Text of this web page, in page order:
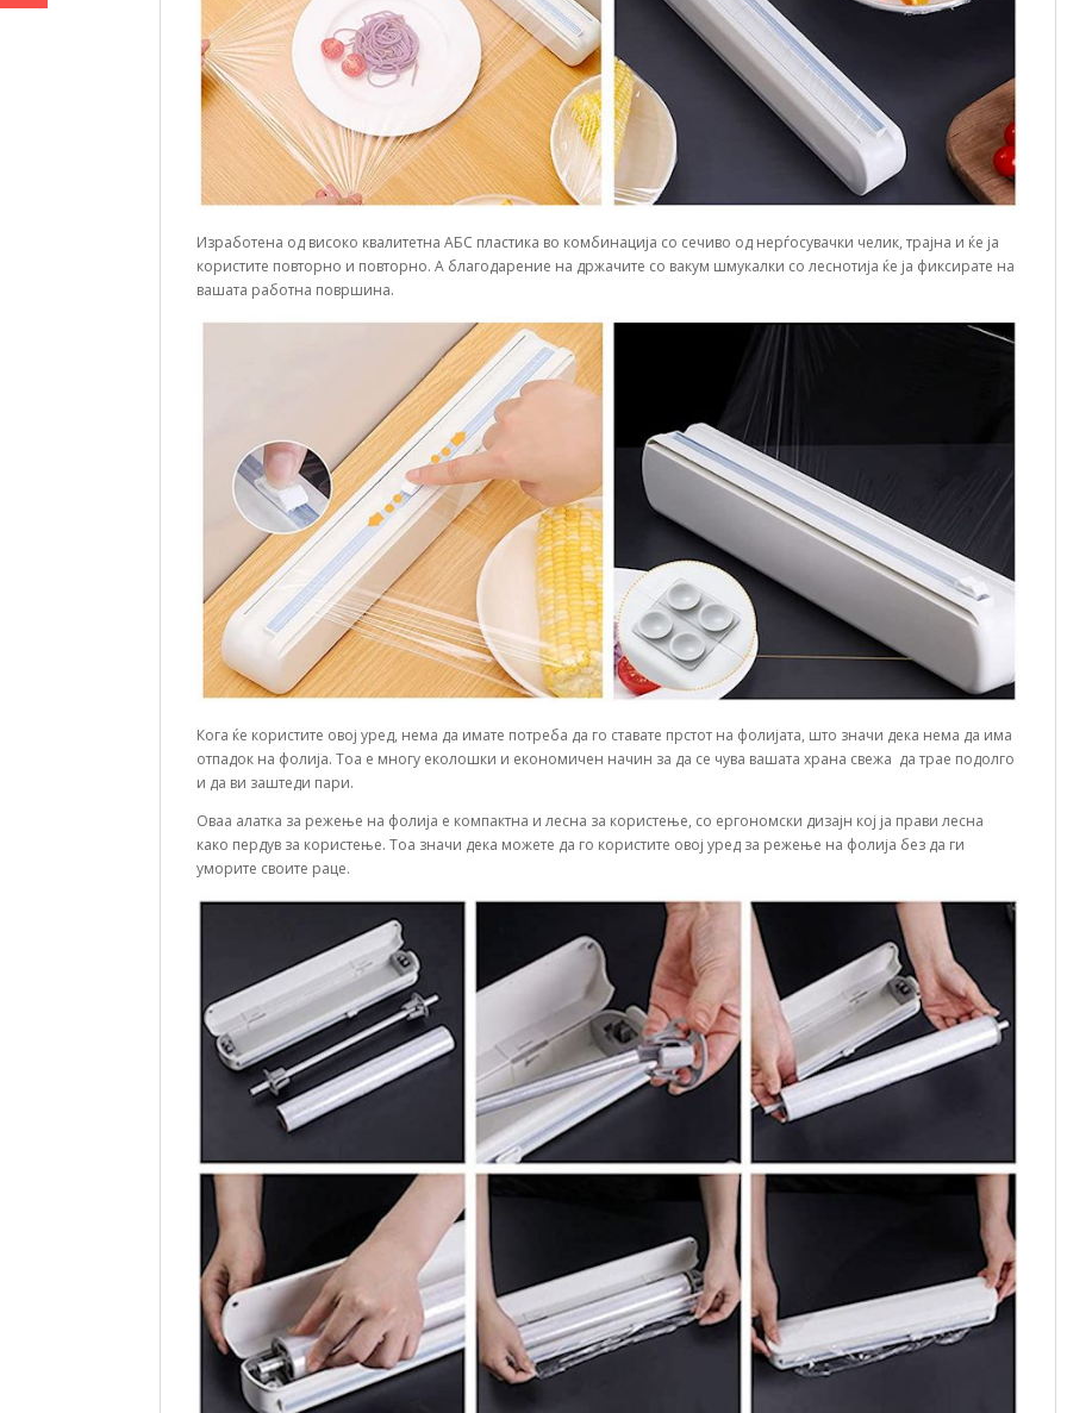
Изработена од високо квалитетна АБС пластика во комбинација со сечиво од нерѓосувачки челик, трајна и ќе ја
користите повторно и повторно. А благодарение на држачите со вакум шмукалки со леснотија ќе ја фиксирате на
вашата работна површина.
Кога ќе користите овој уред, нема да имате потреба да го ставате прстот на фолијата, што значи дека нема да има
отпадок на фолија. Тоа е многу еколошки и економичен начин за да се чува вашата храна свежа да трае подолго
и да ви заштеди пари.
Оваа алатка за режење на фолија е компактна и лесна за користење, со ергономски дизајн кој ја прави лесна
како пердув за користење. Тоа значи дека можете да го користите овој уред за режење на фолија без да ги
уморите своите раце.